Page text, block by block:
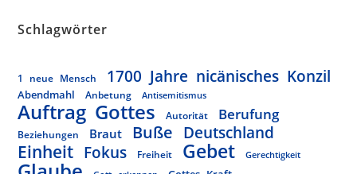
Schlagwörter
1 neue Mensch 1700 Jahre nicänisches Konzil
Abendmahl Anbetung Antisemitismus
Auftrag Gottes Autorität Berufung
Beziehungen Braut Buße Deutschland
Einheit Fokus Freiheit Gebet Gerechtigkeit